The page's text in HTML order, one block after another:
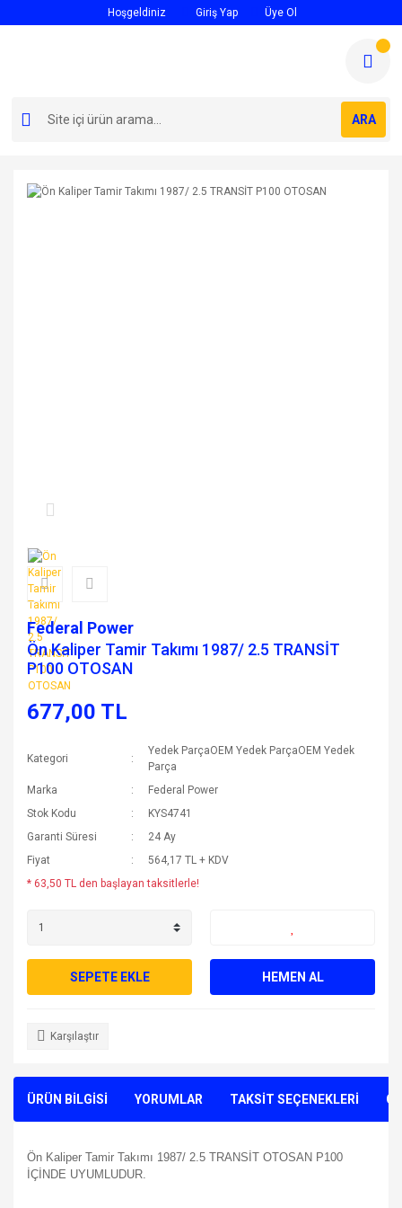
Hoşgeldiniz Giriş Yap Üye Ol
ARA
Federal Power
Ön Kaliper Tamir Takımı 1987/ 2.5 TRANSİT
P100 OTOSAN
677,00 TL
Kategori
Yedek ParçaOEM Yedek ParçaOEM Yedek
Parça
Marka
Federal Power
Stok Kodu
KYS4741
Garanti Süresi
24 Ay
Fiyat
564,17 TL + KDV
* 63,50 TL den başlayan taksitlerle!
SEPETE EKLE HEMEN AL
Karşılaştır
ÜRÜN BİLGİSİ YORUMLAR TAKSİT SEÇENEKLERİ
Ön Kaliper Tamir Takımı 1987/ 2.5 TRANSİT OTOSAN P100
İÇİNDE UYUMLUDUR.